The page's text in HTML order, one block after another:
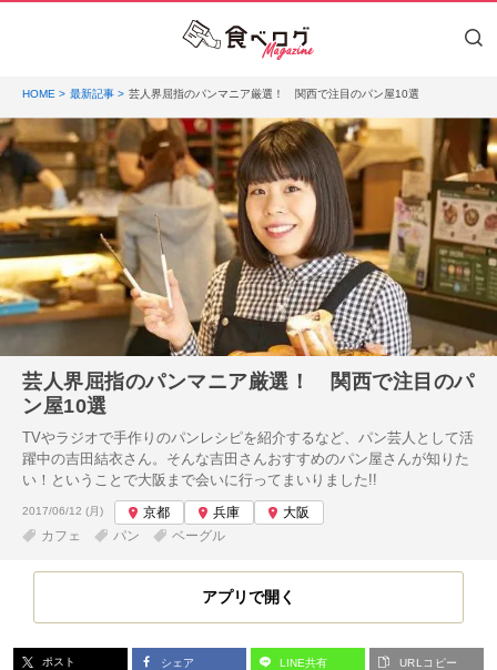
HOME 最新記事 芸人界屈指のパンマニア厳選！ 関西で注目のパン屋10選
芸人界屈指のパンマニア厳選！ 関西で注目のパ
ン屋10選
TVやラジオで手作りのパンレシピを紹介するなど、パン芸人として活
躍中の吉田結衣さん。そんな吉田さんおすすめのパン屋さんが知りた
い！ということで大阪まで会いに行ってまいりました!!
投稿日:
2017/06/12 (月) 京都 兵庫
大阪
カフェ
パン ベーグル
アプリで開く
ポスト シェア LINE共有 URLコピー